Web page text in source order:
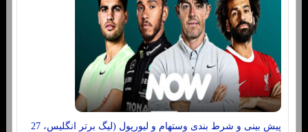
پیش بینی و شرط بندی وستهام و لیورپول (لیگ برتر انگلیس، 27